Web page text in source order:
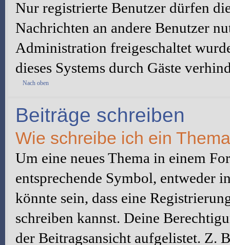
Nur registrierte Benutzer dürfen
Nachrichten an andere Benutzer
Administration freigeschaltet
dieses Systems durch Gäste
Nach oben
Beiträge schreiben
Wie schreibe ich ein
Um eine neues Thema in einem
entsprechende Symbol, entweder
könnte sein, dass eine
schreiben kannst. Deine
der Beitragsansicht aufgelistet. Z.